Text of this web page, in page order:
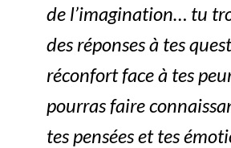
de l’imagination… tu
des réponses à tes
réconfort face à tes
pourras faire
tes pensées et tes